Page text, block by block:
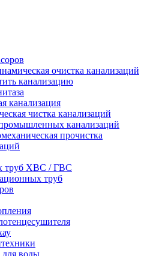
очистка канализаций
канализацию
канализация
чистка канализаций
канализаций
прочистка
труб ХВС / ГВС
труб
для воды